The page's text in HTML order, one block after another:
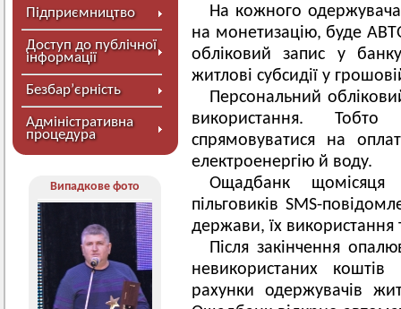
Підприємництво
Доступ до публічної
інформації
Безбар’єрність
Адміністративна
процедура
Випадкове фото
На кожного
на монетизацію, буде
обліковий запис у
житлові субсидії у
Персональний
використання.
спрямовуватися на
електроенергію й воду.
Ощадбанк щомісяця
пільговиків SMS-
держави, їх використання
Після закінчення
невикористаних коштів
рахунки одержувачів